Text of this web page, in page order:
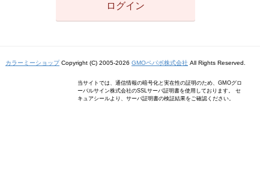
カラーミーショップCopyright (C) 2005-2026 GMOペパボ株式会社 All Rights Reserved.
当サイトでは、通信情報の暗号化と実在性の証明のため、GMOグロ
ーバルサイン株式会社のSSLサーバ証明書を使用しております。 セ
キュアシールより、サーバ証明書の検証結果をご確認ください。